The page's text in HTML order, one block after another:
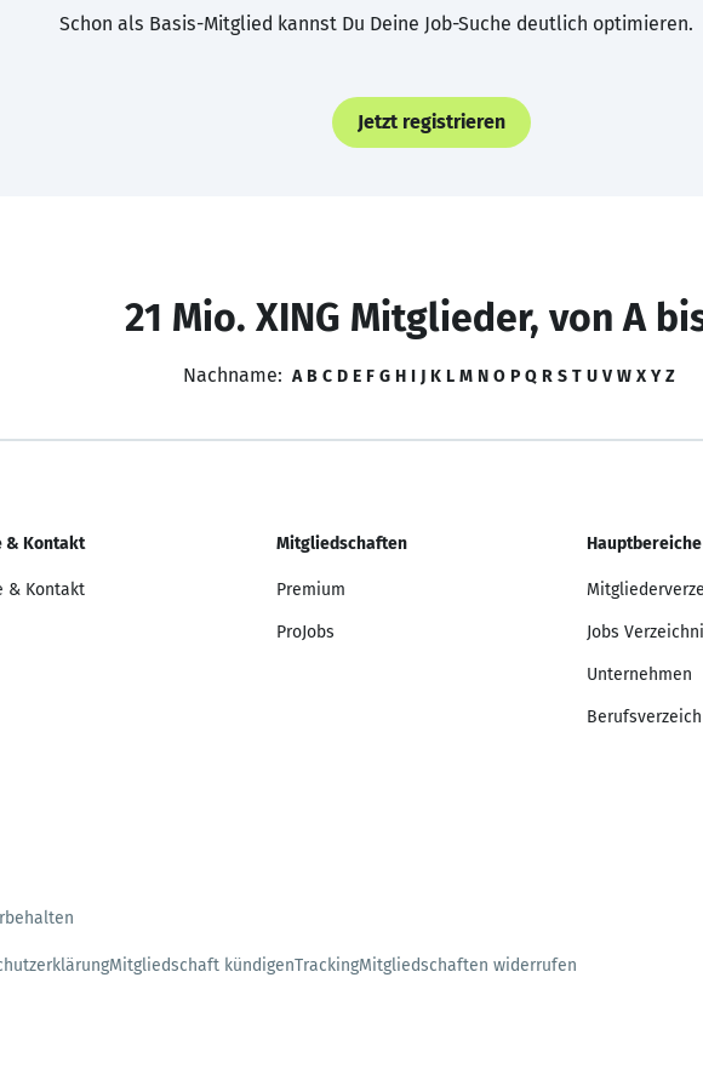
Schon als Basis-Mitglied kannst Du Deine Job-Suche deutlich optimieren.
Jetzt registrieren
21 Mio. XING Mitglieder, von A
Nachname: A B C D E F G H I J K L M N O P Q R S T U V W X Y Z
& Kontakt
& Kontakt
Mitgliedschaften
Premium
ProJobs
Hauptbereiche
Jobs
Unternehmen
Mitgliedschaft kündigenTrackingMitgliedschaften widerrufen